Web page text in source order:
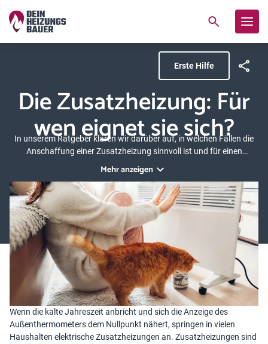
Erste Hilfe
Die Zusatzheizung: Für
wen eignet sie sich?
In unserem Ratgeber klären wir darüber auf, in welchen Fällen die
Anschaffung einer Zusatzheizung sinnvoll ist und für einen
verschiedenen Typen einer Zusatzheizung vor und erläutern das
Funktionsprinzip sowie die jeweiligen Vor- und Nachteile.
Mehr anzeigen
Wenn die kalte Jahreszeit anbricht und sich die Anzeige des
Außenthermometers dem Nullpunkt nähert, springen in vielen
Haushalten elektrische Zusatzheizungen an. Zusatzheizungen sind